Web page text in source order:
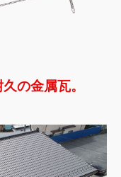
の金属瓦。